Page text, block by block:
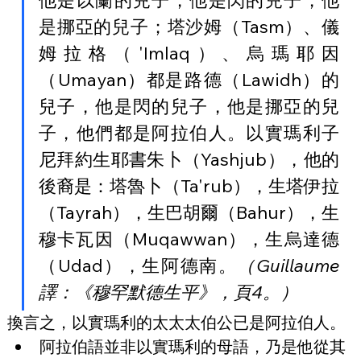
是挪亞的兒子； 塔沙姆 （Tasm） 、儀
姆拉格
（'Imlaq） 、烏瑪耶因
（Umayan） 都是路德 （Lawidh） 的
兒子，他是閃的兒子，他是挪亞的兒
子，他們都是阿拉伯人 。以實瑪利子
尼拜約生耶書朱卜（Yashjub），他的
後裔是：塔魯卜（Ta'rub），生塔伊拉
（Tayrah），生巴胡爾（Bahur），生
穆卡瓦因（Muqawwan），生烏達德
（Udad），生阿德南。
（Guillaume
譯：《穆罕默德生平》，頁4。）
換言之，以實瑪利的太太太伯公已是阿拉伯人。
阿拉伯語並非以實瑪利的母語，乃是他從其